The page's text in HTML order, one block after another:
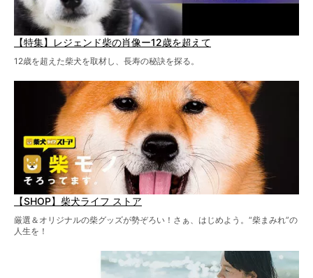
【特集】レジェンド柴の肖像ー12歳を超えて
12歳を超えた柴犬を取材し、長寿の秘訣を探る。
【SHOP】柴犬ライフ ストア
厳選＆オリジナルの柴グッズが勢ぞろい！さぁ、はじめよう。“柴まみれ”の
人生を！